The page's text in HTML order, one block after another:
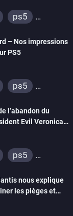
ps5
2
– Nos impressions
PS5
ps5
2
l’abandon du
Evil Veronica
ps5
2nous explique
les pièges et